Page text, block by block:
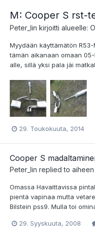
M: Cooper S rst-
Peter_lin kirjoitti alueelle:
Myydään käyttämätön
tämän aikanaan omaan
alle, sillä yksi pala jäi
29. Toukokuuta, 2014
Cooper S
Peter_lin replied to
Omassa Havaittavissa
pientä vapinaa mutta
Bilstein pss9. Mulla toi
29. Syyskuuta, 2008